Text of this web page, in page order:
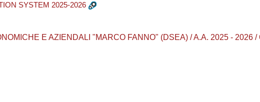
SYSTEM 2025-2026
E AZIENDALI "MARCO FANNO" (DSEA) / A.A. 2025 - 2026